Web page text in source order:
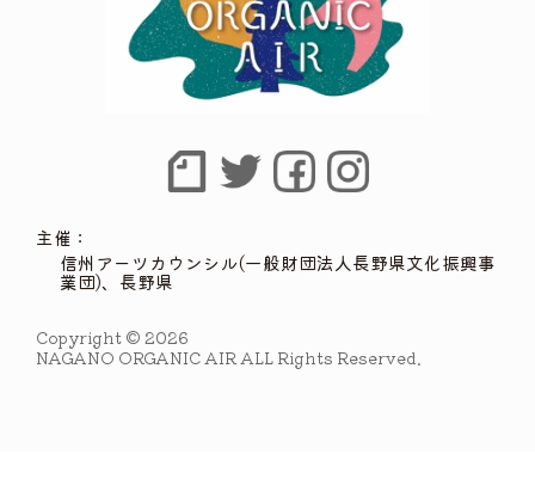
主催：
信州アーツカウンシル(一般財団法人長野県文化振興事
業団)、長野県
Copyright © 2026
NAGANO ORGANIC AIR ALL Rights Reserved.